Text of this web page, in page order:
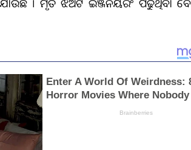
। ମୃତ ଝିଅଟି ଇଞ୍ଜିନିୟରିଂ ପଢୁଥିବା